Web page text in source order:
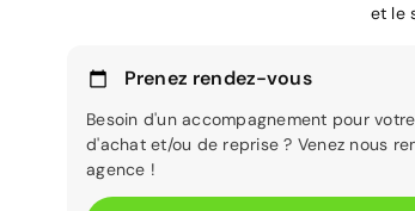
et le
Prenez rendez-vous
Besoin d'un accompagnement pour
d'achat et/ou de reprise ? Venez nous
agence !